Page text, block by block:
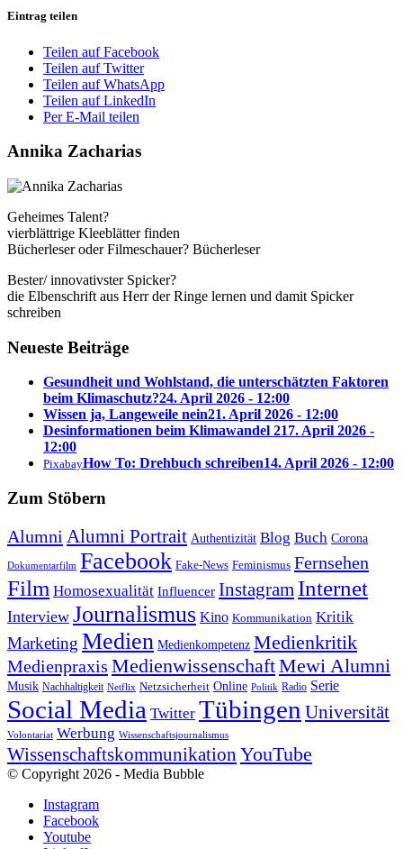
Eintrag teilen
Teilen auf Facebook
Teilen auf Twitter
Teilen auf WhatsApp
Teilen auf LinkedIn
Per E-Mail teilen
Annika Zacharias
Geheimes Talent?
vierblättrige Kleeblätter finden
Bücherleser oder Filmeschauer? Bücherleser
Bester/ innovativster Spicker?
die Elbenschrift aus Herr der Ringe lernen und damit Spicker
schreiben
Neueste Beiträge
Gesundheit und Wohlstand, die unterschätzten Faktoren
beim Klimaschutz?24. April 2026 - 12:00
Wissen ja, Langeweile nein21. April 2026 - 12:00
Desinformationen beim Klimawandel 217. April 2026 -
12:00
PixabayHow To: Drehbuch schreiben14. April 2026 - 12:00
Zum Stöbern
Alumni Alumni Portrait Authentizität Blog Buch Corona
Dokumentarfilm Facebook Fake-News Feminismus Fernsehen
Film Homosexualität Influencer Instagram Internet
Interview Journalismus Kino Kommunikation Kritik
Marketing Medien Medienkompetenz Medienkritik
Medienpraxis MedienwissenschaftMewi Alumni
Musik Nachhaltigkeit Netflix Netzsicherheit Online Politik Radio Serie
Social Media Twitter Tübingen Universität
Volontariat Werbung Wissenschaftsjournalismus
Wissenschaftskommunikation YouTube
© Copyright 2026 - Media Bubble
Instagram
Facebook
Youtube